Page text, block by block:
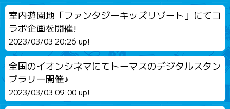
室内遊園地「ファンタジーキッズリゾート」にてコ
ラボ企画を開催!
2023/03/03 20:26 up!
全国のイオンシネマにてトーマスのデジタルスタン
プラリー開催♪
2023/03/03 09:00 up!